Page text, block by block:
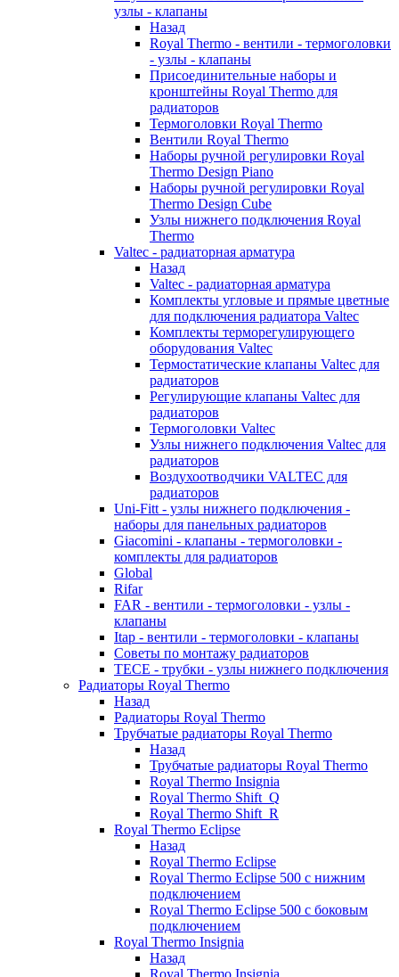
узлы - клапаны
Назад
Royal Thermo - вентили - термоголовки
- узлы - клапаны
Присоединительные наборы и
кронштейны Royal Thermo для
радиаторов
Термоголовки Royal Thermo
Вентили Royal Thermo
Наборы ручной регулировки Royal
Thermo Design Piano
Наборы ручной регулировки Royal
Thermo Design Cube
Узлы нижнего подключения Royal
Thermo
Valtec - радиаторная арматура
Назад
Valtec - радиаторная арматура
Комплекты угловые и прямые цветные
для подключения радиатора Valtec
Комплекты терморегулирующего
оборудования Valtec
Термостатические клапаны Valtec для
радиаторов
Регулирующие клапаны Valtec для
радиаторов
Термоголовки Valtec
Узлы нижнего подключения Valtec для
радиаторов
Воздухоотводчики VALTEC для
радиаторов
Uni-Fitt - узлы нижнего подключения -
наборы для панельных радиаторов
Giacomini - клапаны - термоголовки -
комплекты для радиаторов
Global
Rifar
FAR - вентили - термоголовки - узлы -
клапаны
Itap - вентили - термоголовки - клапаны
Советы по монтажу радиаторов
TECE - трубки - узлы нижнего подключения
Радиаторы Royal Thermo
Назад
Радиаторы Royal Thermo
Трубчатые радиаторы Royal Thermo
Назад
Трубчатые радиаторы Royal Thermo
Royal Thermo Insignia
Royal Thermo Shift_Q
Royal Thermo Shift_R
Royal Thermo Eclipse
Назад
Royal Thermo Eclipse
Royal Thermo Eclipse 500 с нижним
подключением
Royal Thermo Eclipse 500 с боковым
подключением
Royal Thermo Insignia
Назад
Royal Thermo Insignia